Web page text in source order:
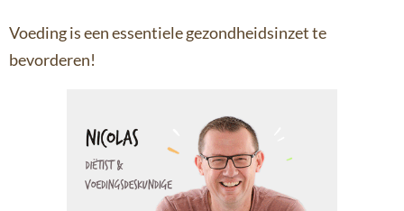
Voeding is een essentiele gezondheidsinzet te
bevorderen!